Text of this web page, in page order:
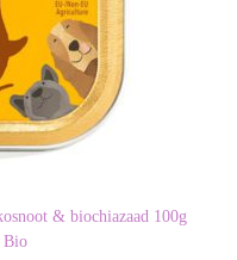
& biochiazaad 100g
Bio